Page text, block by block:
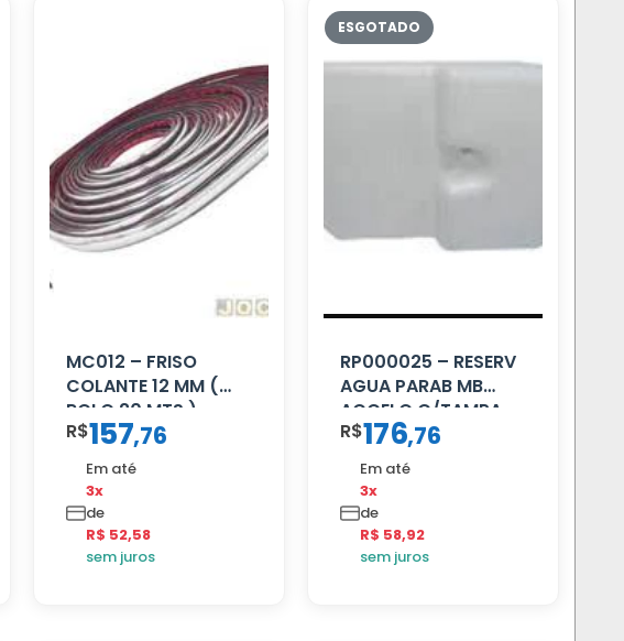
MC012 – FRISO
COLANTE 12 MM (
ROLO 20 MTS )
R$157,76
Em até
3x
de
R$ 52,58
sem juros
RP000025 – RESERV
AGUA PARAB MB
ACCELO C/TAMPA
R$176,76
Em até
3x
de
R$ 58,92
sem juros